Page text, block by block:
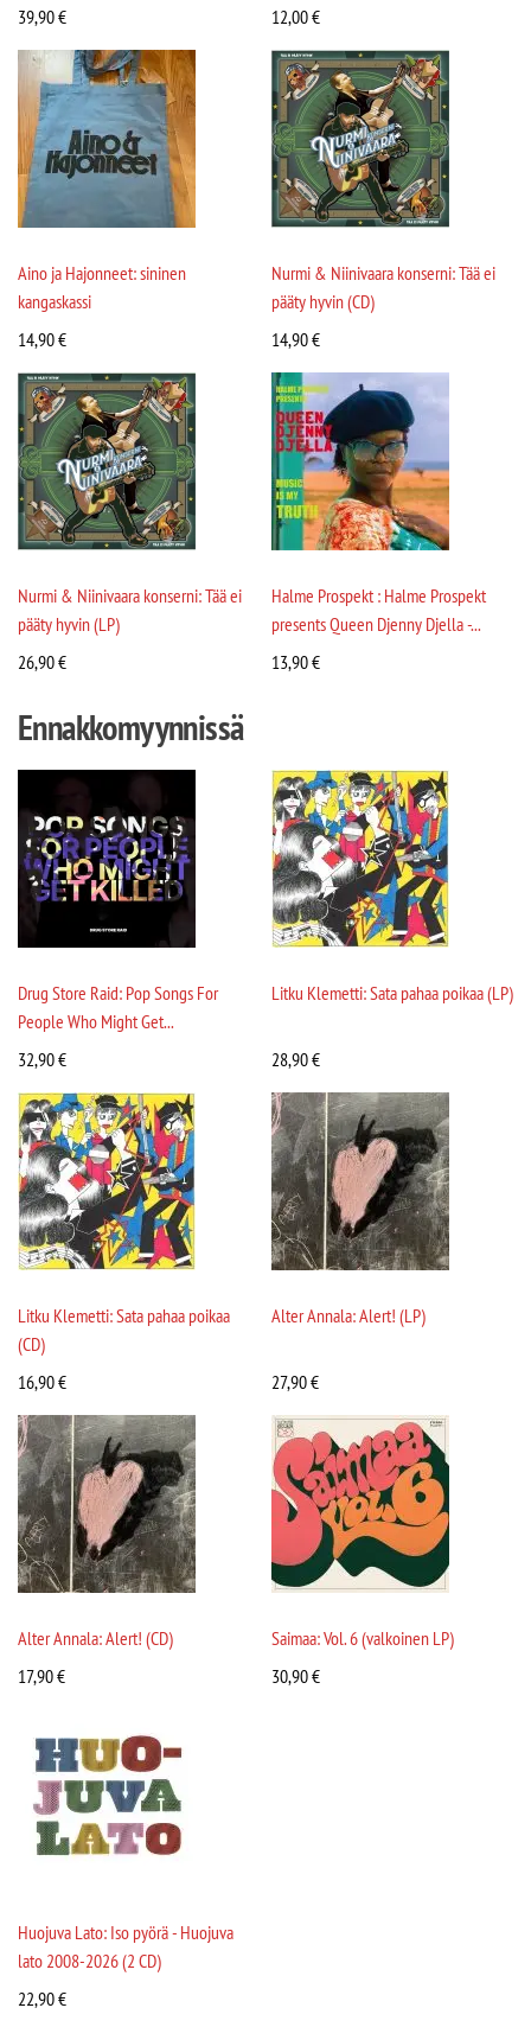
39,90€ 12,00€
Aino ja Hajonneet: sininen
kangaskassi
14,90€
Nurmi & Niinivaara konserni: Tää ei
pääty hyvin (CD)
14,90€
Nurmi & Niinivaara konserni: Tää ei
pääty hyvin (LP)
26,90€
Halme Prospekt : Halme Prospekt
presents Queen Djenny Djella -...
13,90€
Ennakkomyynnissä
Drug Store Raid: Pop Songs For
People Who Might Get...
32,90€
Litku Klemetti: Sata pahaa poikaa (LP)
28,90€
Litku Klemetti: Sata pahaa poikaa
(CD)
16,90€
Alter Annala: Alert! (LP)
27,90€
Alter Annala: Alert! (CD)
17,90€
Saimaa: Vol. 6 (valkoinen LP)
30,90€
Huojuva Lato: Iso pyörä - Huojuva
lato 2008-2026 (2 CD)
22,90€